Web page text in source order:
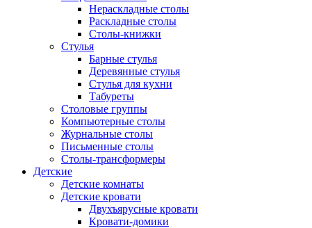
Нераскладные столы
Раскладные столы
Столы-книжки
Стулья
Барные стулья
Деревянные стулья
Стулья для кухни
Табуреты
Столовые группы
Компьютерные столы
Журнальные столы
Письменные столы
Столы-трансформеры
Детские
Детские комнаты
Детские кровати
Двухъярусные кровати
Кровати-домики